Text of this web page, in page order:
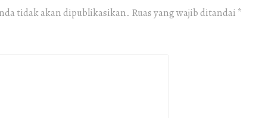
tidak akan dipublikasikan. Ruas yang wajib ditandai *